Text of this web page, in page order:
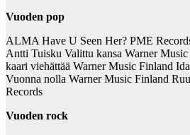
Vuoden pop
ALMA Have U Seen Her? PME
Antti Tuisku Valittu kansa Warner
kaari viehättää Warner Music Finland
Vuonna nolla Warner Music Finland
Records
Vuoden rock